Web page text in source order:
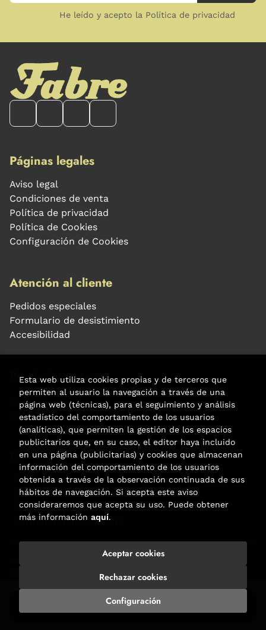
Añadir a mi cesta
He leído y acepto la Política de privacidad
Páginas legales
Aviso legal
Condiciones de venta
Política de privacidad
Política de Cookies
Configuración de Cookies
Atención al cliente
Pedidos especiales
Formulario de desistimiento
Accesibilidad
Puede interesarte
Noticias
Agenda
Contacto
Carrer Aribau, 84
(+34) 932 160 225
info@libreriafabre.com
Formulario de contacto
. Todos los Derechos Reservados |
Esta web utiliza cookies propias y de terceros que
permiten al usuario la navegación a través de una
página web (técnicas), para el seguimiento y análisis
estadístico del comportamiento de los usuarios
(analíticas), que permiten la gestión de los espacios
publicitarios que, en su caso, el editor haya incluido
en una página (publicitarias) y cookies que almacenan
información del comportamiento de los usuarios
obtenida a través de la observación continuada de sus
hábitos de navegación. Si acepta este aviso
consideraremos que acepta su uso. Puede obtener
más información aquí.
Configuración
Rechazar cookies
Aceptar cookies